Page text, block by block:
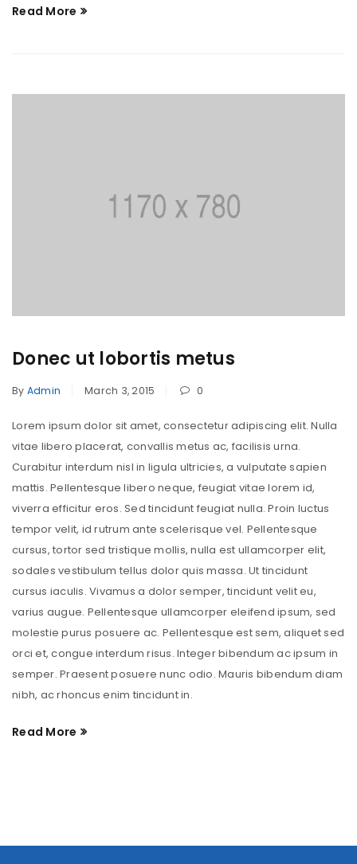
Read More
Donec ut lobortis metus
By Admin March 3, 2015 0
Lorem ipsum dolor sit amet, consectetur adipiscing elit. Nulla
vitae libero placerat, convallis metus ac, facilisis urna.
Curabitur interdum nisl in ligula ultricies, a vulputate sapien
mattis. Pellentesque libero neque, feugiat vitae lorem id,
viverra efficitur eros. Sed tincidunt feugiat nulla. Proin luctus
tempor velit, id rutrum ante scelerisque vel. Pellentesque
cursus, tortor sed tristique mollis, nulla est ullamcorper elit,
sodales vestibulum tellus dolor quis massa. Ut tincidunt
cursus iaculis. Vivamus a dolor semper, tincidunt velit eu,
varius augue. Pellentesque ullamcorper eleifend ipsum, sed
molestie purus posuere ac. Pellentesque est sem, aliquet sed
orci et, congue interdum risus. Integer bibendum ac ipsum in
semper. Praesent posuere nunc odio. Mauris bibendum diam
nibh, ac rhoncus enim tincidunt in.
Read More